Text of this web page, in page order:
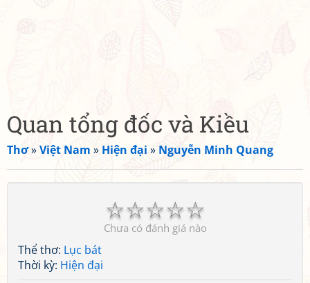
Quan tổng đốc và Kiều
Thơ»Việt Nam » Hiện đại » Nguyễn Minh Quang
☆
☆
☆
☆
☆
Chưa có đánh giá nào
Thể thơ: Lục bát
Thời kỳ: Hiện đại